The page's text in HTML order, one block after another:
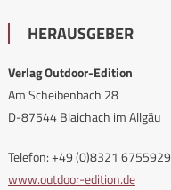
HERAUSGEBER
Verlag Outdoor-Edition
Am Scheibenbach 28
D-87544 Blaichach im Allgäu
Telefon: +49 (0)8321 6755929
www.outdoor-edition.de